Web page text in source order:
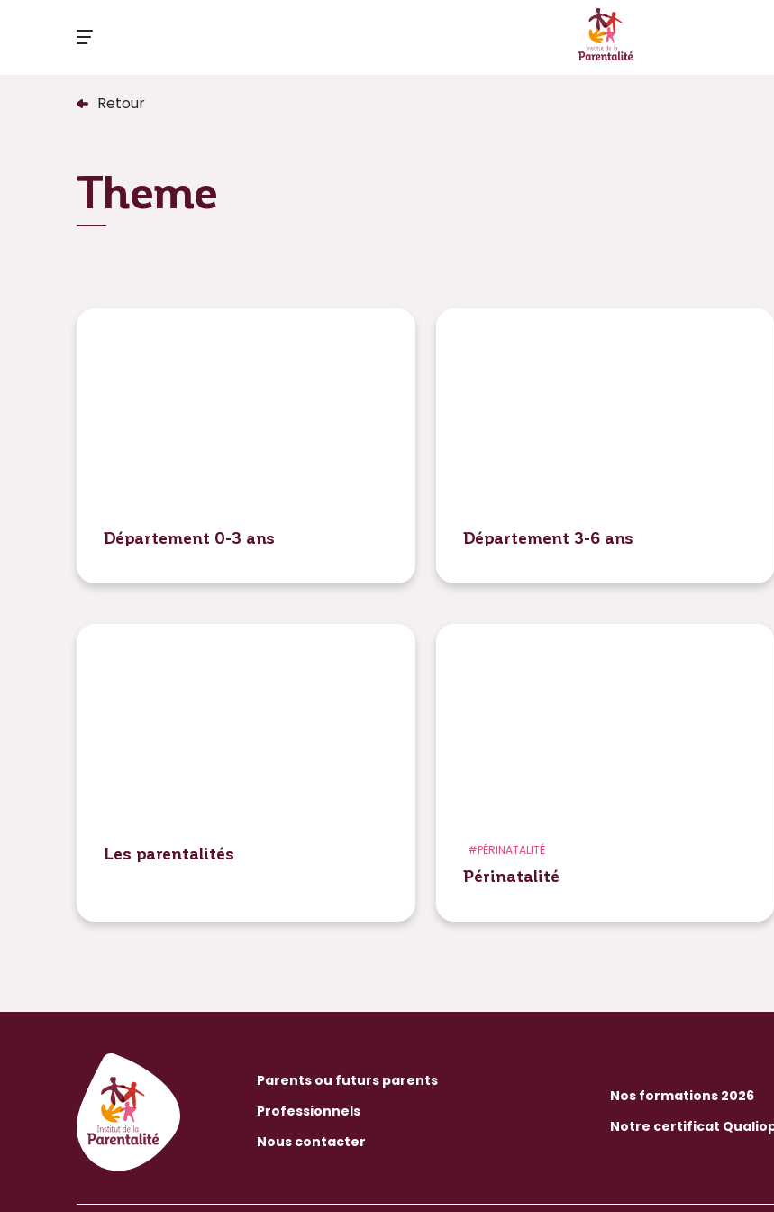
Retour
Theme
Département 0-3 ans Département 3-6 ans
Les parentalités #PÉRINATALITÉ
Périnatalité
Parents ou futurs parents
Professionnels
Nous contacter
Nos formations 2026
Notre certificat